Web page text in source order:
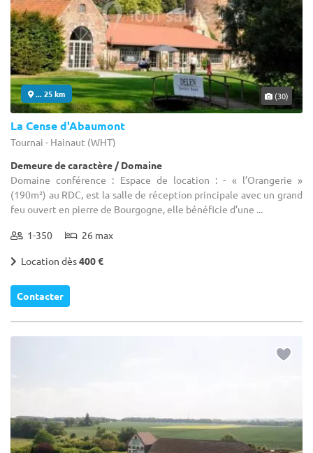
... 25 km (30)
La Cense d'Abaumont
Tournai - Hainaut (WHT)
Demeure de caractère / Domaine
Domaine conférence : Espace de location : - « l’Orangerie »
(190m²) au RDC, est la salle de réception principale avec un grand
feu ouvert en pierre de Bourgogne, elle bénéficie d’une ...
1-350 26 max
Location dès400 €
Contacter